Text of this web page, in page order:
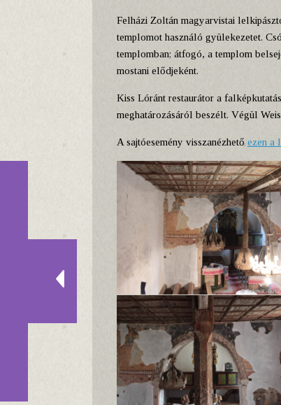
Felházi Zoltán magyarvistai
templomot használó gyülekezetet.
templomban; átfogó, a templom
mostani elődjeként.
Kiss Lóránt restaurátor a
meghatározásáról beszélt. Végül
A sajtóesemény visszanézhető ezen a